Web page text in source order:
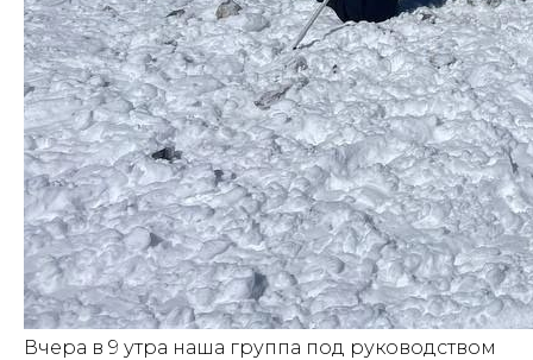
Вчера в 9 утра наша группа под руководством